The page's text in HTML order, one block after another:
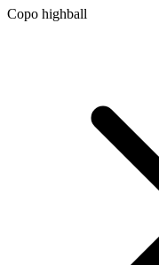
Copo highball